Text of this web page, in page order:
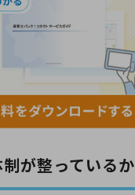
が整っているか